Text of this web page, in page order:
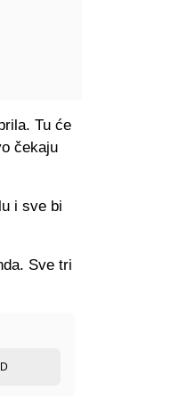
Tu će
čekaju
i sve bi
Sve tri